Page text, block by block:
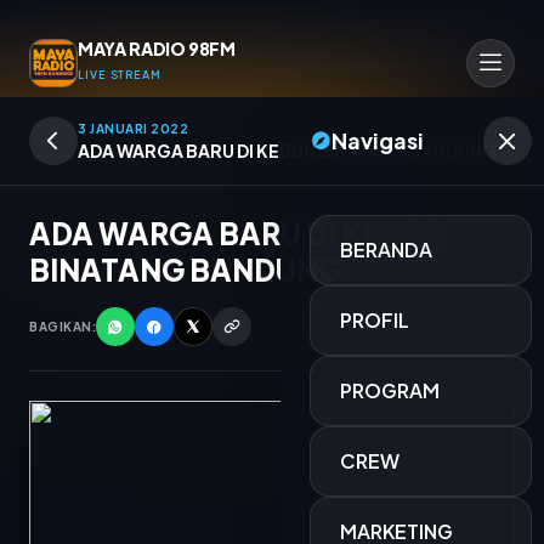
MAYA RADIO 98FM
LIVE STREAM
Navigasi
BERANDA
PROFIL
PROGRAM
CREW
MARKETING
Memutar Musik
3 JANUARI 2022
ADA WARGA BARU DI KEBUN BINATANG BANDUNG
ADA WARGA BARU DI KEBUN
BINATANG BANDUNG
BAGIKAN: